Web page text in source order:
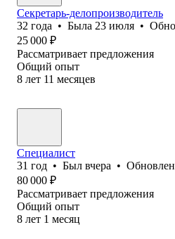
Секретарь-делопроизводитель
32 года • Была 23 июля •
25 000 ₽
Рассматривает предложения
Общий опыт
8 лет 11 месяцев
Специалист
31 год • Был вчера •
80 000 ₽
Рассматривает предложения
Общий опыт
8 лет 1 месяц